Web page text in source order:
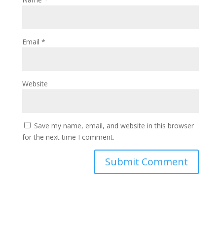
Email *
Website
Save my name, email, and website in this browser
for the next time I comment.